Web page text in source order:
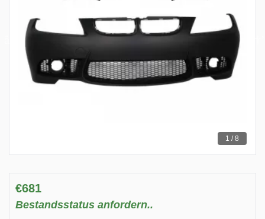
1 / 8
€681
Bestandsstatus anfordern..